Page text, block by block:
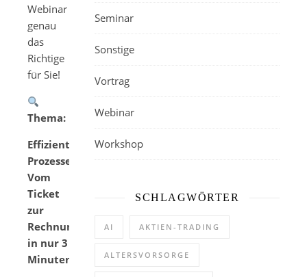
Webinar
genau
das
Richtige
für Sie!
Thema:
Effiziente
Prozesse:
Vom
Ticket
zur
Rechnung
in nur 3
Minuten
Seminar
Sonstige
Vortrag
Webinar
Workshop
SCHLAGWÖRTER
AI AKTIEN-TRADING
ALTERSVORSORGE